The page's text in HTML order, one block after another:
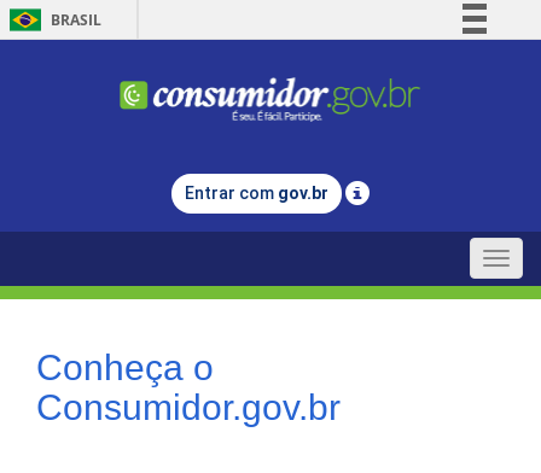
BRASIL
Comunica BR
Legislação
Entrar com gov.br
Toggle
Conheça o
Consumidor.gov.br